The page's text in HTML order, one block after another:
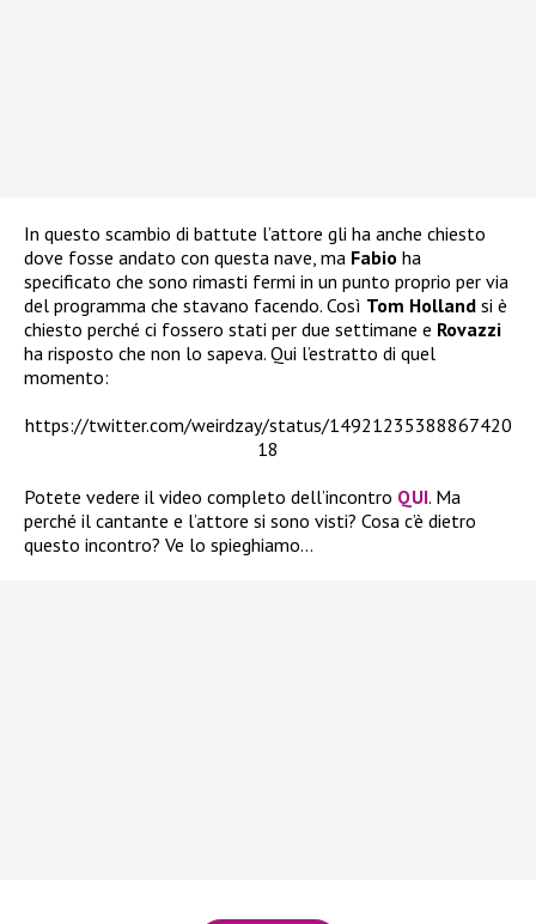
In questo scambio di battute l’attore gli ha anche chiesto
dove fosse andato con questa nave, ma Fabio ha
specificato che sono rimasti fermi in un punto proprio per via
del programma che stavano facendo. Così Tom Holland si è
chiesto perché ci fossero stati per due settimane e Rovazzi
ha risposto che non lo sapeva. Qui l’estratto di quel
momento:
https://twitter.com/weirdzay/status/14921235388867420
18
Potete vedere il video completo dell’incontro QUI. Ma
perché il cantante e l’attore si sono visti? Cosa c’è dietro
questo incontro? Ve lo spieghiamo…